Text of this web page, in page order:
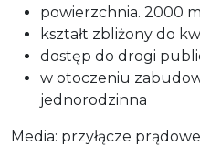
powierzchnia. 2000
kształt zbliżony do
dostęp do drogi
w otoczeniu
jednorodzinna
Media: przyłącze